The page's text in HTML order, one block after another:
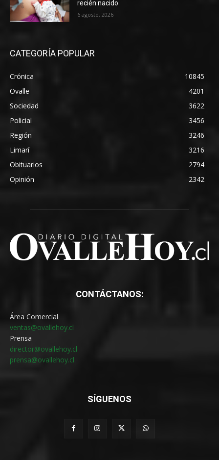
recién nacido
6 agosto, 2026
CATEGORÍA POPULAR
Crónica
10845
Ovalle
4201
Sociedad
3622
Policial
3456
Región
3246
Limarí
3216
Obituarios
2794
Opinión
2342
CONTÁCTANOS:
Área Comercial
ventas@ovallehoy.cl
Prensa
director@ovallehoy.cl
prensa@ovallehoy.cl
SÍGUENOS